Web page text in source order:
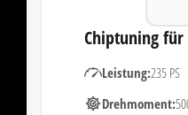
Chiptuning für
Leistung:235 PS
Drehmoment: